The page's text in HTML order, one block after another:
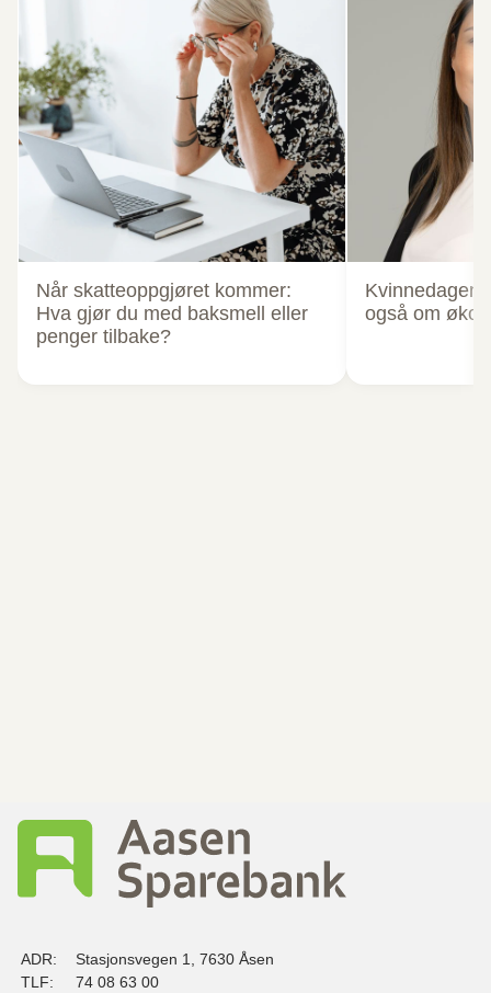
Når skatteoppgjøret kommer:
Hva gjør du med baksmell eller
penger tilbake?
også om
ADR:
Stasjonsvegen 1, 7630 Åsen
TLF:
74 08 63 00